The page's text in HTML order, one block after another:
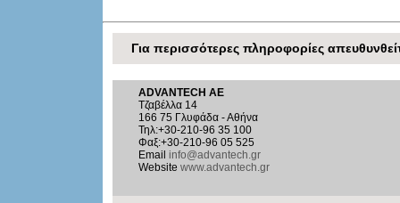
Για περισσότερες πληροφορίες
ADVANTECH AE
Τζαβέλλα 14
166 75 Γλυφάδα - Αθήνα
Τηλ:+30-210-96 35 100
Φαξ:+30-210-96 05 525
Email info@advantech.gr
Website www.advantech.gr